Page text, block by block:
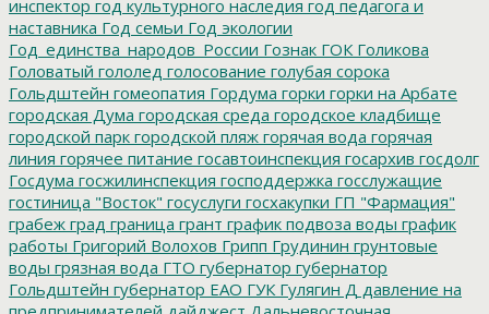
инспектор год культурного наследия год педагога и
наставника Год семьи Год экологии
Год_единства_народов_России Гознак ГОК Голикова
Головатый гололед голосование голубая сорока
Гольдштейн гомеопатия Гордума горки горки на Арбате
городская Дума городская среда городское кладбище
городской парк городской пляж горячая вода горячая
линия горячее питание госавтоинспекция госархив госдолг
Госдума госжилинспекция господдержка госслужащие
гостиница "Восток" госуслуги госхакупки ГП "Фармация"
грабеж град граница грант график подвоза воды график
работы Григорий Волохов Грипп Грудинин грунтовые
воды грязная вода ГТО губернатор губернатор
Гольдштейн губернатор ЕАО ГУК Гулягин Д давление на